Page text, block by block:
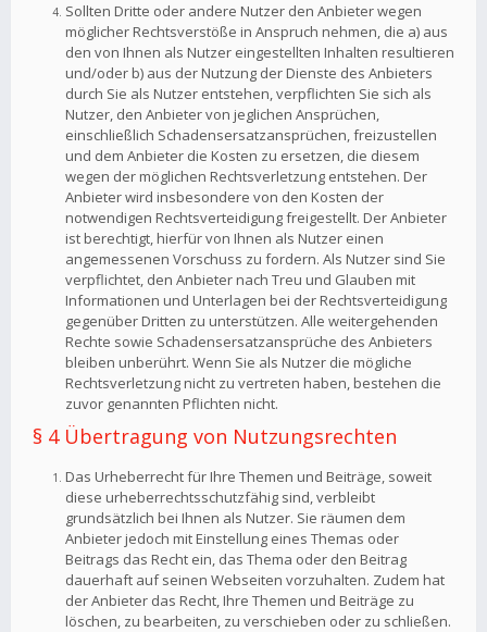
Sollten Dritte oder andere Nutzer den Anbieter wegen
möglicher Rechtsverstöße in Anspruch nehmen, die a) aus
den von Ihnen als Nutzer eingestellten Inhalten resultieren
und/oder b) aus der Nutzung der Dienste des Anbieters
durch Sie als Nutzer entstehen, verpflichten Sie sich als
Nutzer, den Anbieter von jeglichen Ansprüchen,
einschließlich Schadensersatzansprüchen, freizustellen
und dem Anbieter die Kosten zu ersetzen, die diesem
wegen der möglichen Rechtsverletzung entstehen. Der
Anbieter wird insbesondere von den Kosten der
notwendigen Rechtsverteidigung freigestellt. Der Anbieter
ist berechtigt, hierfür von Ihnen als Nutzer einen
angemessenen Vorschuss zu fordern. Als Nutzer sind Sie
verpflichtet, den Anbieter nach Treu und Glauben mit
Informationen und Unterlagen bei der Rechtsverteidigung
gegenüber Dritten zu unterstützen. Alle weitergehenden
Rechte sowie Schadensersatzansprüche des Anbieters
bleiben unberührt. Wenn Sie als Nutzer die mögliche
Rechtsverletzung nicht zu vertreten haben, bestehen die
zuvor genannten Pflichten nicht.
§ 4 Übertragung von Nutzungsrechten
Das Urheberrecht für Ihre Themen und Beiträge, soweit
diese urheberrechtsschutzfähig sind, verbleibt
grundsätzlich bei Ihnen als Nutzer. Sie räumen dem
Anbieter jedoch mit Einstellung eines Themas oder
Beitrags das Recht ein, das Thema oder den Beitrag
dauerhaft auf seinen Webseiten vorzuhalten. Zudem hat
der Anbieter das Recht, Ihre Themen und Beiträge zu
löschen, zu bearbeiten, zu verschieben oder zu schließen.